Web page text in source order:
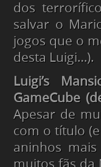
dos
salvar o
jogos que o
desta Luigi…).
Luigi’s
GameCube
Apesar de
com o título
aninhos
muitos fãs